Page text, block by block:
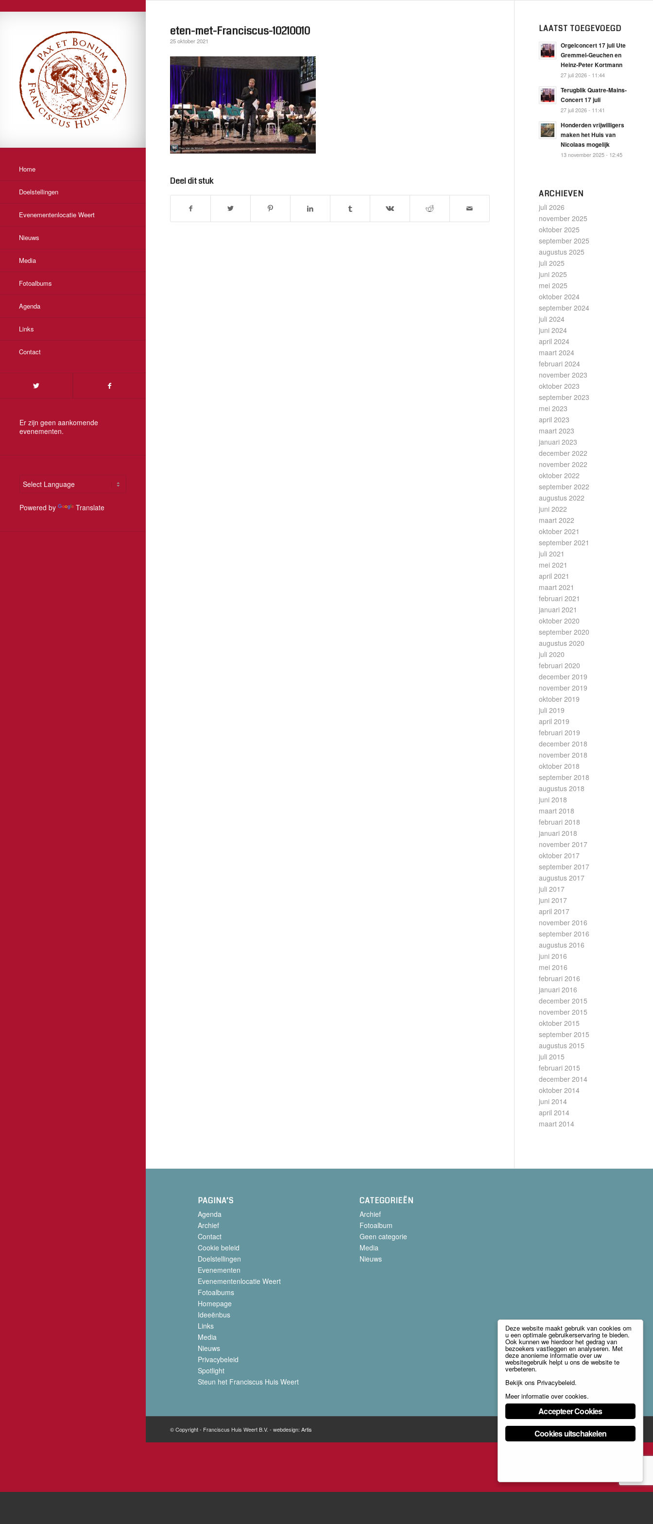
Home
Doelstellingen
Evenementenlocatie Weert
Nieuws
Media
Fotoalbums
Agenda
Links
Contact
Er zijn geen aankomende
evenementen.
Powered by Translate
eten-met-Franciscus-10210010
25 oktober 2021
Deel dit stuk
LAATST TOEGEVOEGD
Orgelconcert 17 juli Ute
Gremmel-Geuchen en
Heinz-Peter Kortmann
27 juli 2026 - 11:44
Terugblik Quatre-Mains-
Concert 17 juli
27 juli 2026 - 11:41
Honderden vrijwilligers
maken het Huis van
Nicolaas mogelijk
13 november 2025 - 12:45
ARCHIEVEN
juli 2026
november 2025
oktober 2025
september 2025
augustus 2025
juli 2025
juni 2025
mei 2025
oktober 2024
september 2024
juli 2024
juni 2024
april 2024
maart 2024
februari 2024
november 2023
oktober 2023
september 2023
mei 2023
april 2023
maart 2023
januari 2023
december 2022
november 2022
oktober 2022
september 2022
augustus 2022
juni 2022
maart 2022
oktober 2021
september 2021
juli 2021
mei 2021
april 2021
maart 2021
februari 2021
januari 2021
oktober 2020
september 2020
augustus 2020
juli 2020
februari 2020
december 2019
november 2019
oktober 2019
juli 2019
april 2019
februari 2019
december 2018
november 2018
oktober 2018
september 2018
augustus 2018
juni 2018
maart 2018
februari 2018
januari 2018
november 2017
oktober 2017
september 2017
augustus 2017
juli 2017
juni 2017
april 2017
november 2016
september 2016
augustus 2016
juni 2016
mei 2016
februari 2016
januari 2016
december 2015
november 2015
oktober 2015
september 2015
augustus 2015
juli 2015
februari 2015
december 2014
oktober 2014
juni 2014
april 2014
maart 2014
PAGINA’S
Agenda
Archief
Contact
Cookie beleid
Doelstellingen
Evenementen
Evenementenlocatie Weert
Fotoalbums
Homepage
Ideeënbus
Links
Media
Nieuws
Privacybeleid
Spotlight
Steun het Franciscus Huis Weert
CATEGORIEËN
Archief
Fotoalbum
Geen categorie
Media
Nieuws
© Copyright - Franciscus Huis Weert B.V. - webdesign: Artis
Deze website maakt gebruik van cookies om
u een optimale gebruikerservaring te bieden.
Ook kunnen we hierdoor het gedrag van
bezoekers vastleggen en analyseren. Met
deze anonieme informatie over uw
websitegebruik helpt u ons de website te
verbeteren.
Bekijk ons Privacybeleid.
Meer informatie over cookies.
Accepteer Cookies
Cookies uitschakelen